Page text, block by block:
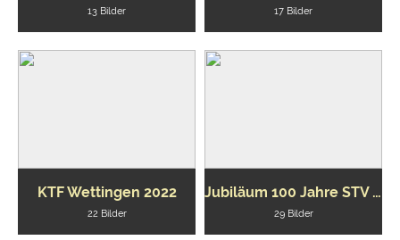
13 Bilder 17 Bilder
KTF Wettingen 2022
22 Bilder
Jubiläum 100 Jahre STV Besenbüren
29 Bilder